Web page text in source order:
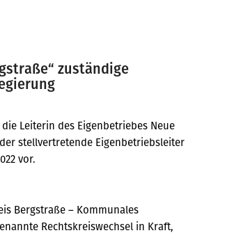
zuständige
Leiterin des Eigenbetriebes Neue
stellvertretende Eigenbetriebsleiter
vor.
Bergstraße – Kommunales
Rechtskreiswechsel in Kraft,